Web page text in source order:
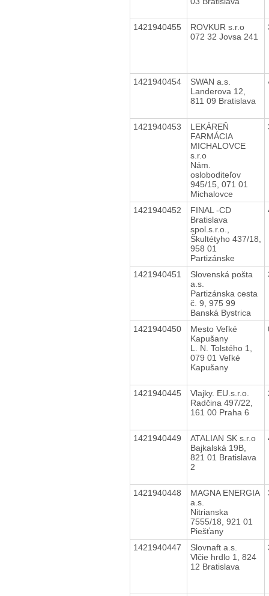
1421940455
ROVKUR s.r.o
072 32 Jovsa 241
1421940454
SWAN a.s.
Landerova 12,
811 09 Bratislava
1421940453
LEKÁREŇ
FARMÁCIA
MICHALOVCE
s.r.o
Nám.
osloboditeľov
945/15, 071 01
Michalovce
1421940452
FINAL -CD
Bratislava
spol.s.r.o.,
Škultétyho 437/18,
958 01
Partizánske
1421940451
Slovenská pošta
a.s.
Partizánska cesta
č. 9, 975 99
Banská Bystrica
1421940450
Mesto Veľké
Kapušany
L. N. Tolstého 1,
079 01 Veľké
Kapušany
1421940445
Vlajky. EU.s.r.o.
Radčina 497/22,
161 00 Praha 6
1421940449
ATALIAN SK s.r.o
Bajkalská 19B,
821 01 Bratislava
2
1421940448
MAGNA ENERGIA
a.s.
Nitrianska
7555/18, 921 01
Piešťany
1421940447
Slovnaft a.s.
Vlčie hrdlo 1, 824
12 Bratislava